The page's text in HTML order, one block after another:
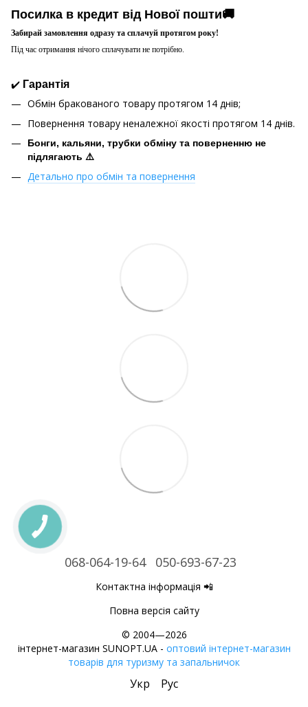
Посилка в кредит від Нової пошти🚚
Забирай замовлення одразу та сплачуй протягом року!
Під час отримання нічого сплачувати не потрібно.
✔️ Гарантія
Обмін бракованого товару протягом 14 днів;
Повернення товару неналежної якості протягом 14 днів.
Бонги, кальяни, трубки обміну та поверненню не
підлягають ⚠️
Детально про обмін та повернення
068-064-19-64 050-693-67-23
Контактна інформація 📲
Повна версія сайту
© 2004—2026
інтернет-магазин SUNOPT.UA - оптовий інтернет-магазин
товарів для туризму та запальничок
Укр Рус